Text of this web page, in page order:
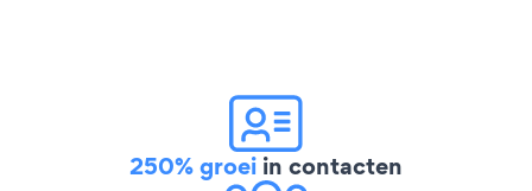
250% groei in contacten